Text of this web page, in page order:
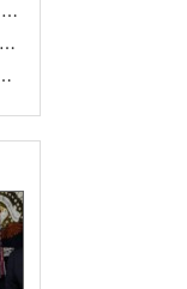
“구마모토 강진 더 큰 지진 가능성”…10년 전 지진에 단층 재활성
日 규모 7.1강진, 구마모토현 쇼핑몰 붕괴, 2명 사망
몰 붕괴로 직원 20여 명 갇힌 듯